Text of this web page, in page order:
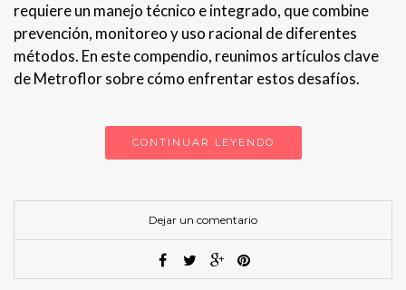
requiere un manejo técnico e integrado, que combine
prevención, monitoreo y uso racional de diferentes
métodos. En este compendio, reunimos artículos clave
de Metroflor sobre cómo enfrentar estos desafíos.
CONTINUAR LEYENDO
Dejar un comentario